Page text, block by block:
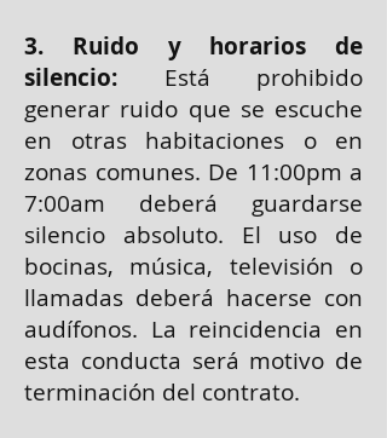
3. Ruido y horarios de
silencio: Está prohibido
generar ruido que se escuche
en otras habitaciones o en
zonas comunes. De 11:00pm a
7:00am deberá guardarse
silencio absoluto. El uso de
bocinas, música, televisión o
llamadas deberá hacerse con
audífonos. La reincidencia en
esta conducta será motivo de
terminación del contrato.